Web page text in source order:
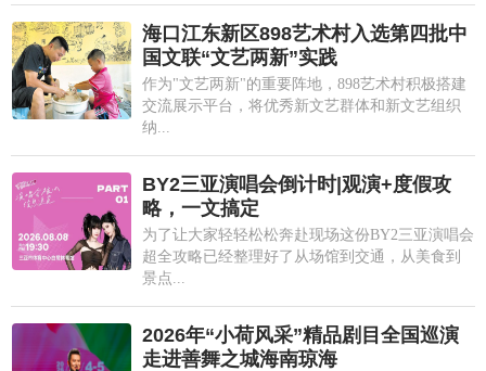
海口江东新区898艺术村入选第四批中
国文联“文艺两新”实践
作为"文艺两新"的重要阵地，898艺术村积极搭建
交流展示平台，将优秀新文艺群体和新文艺组织
纳...
BY2三亚演唱会倒计时|观演+度假攻
略，一文搞定
为了让大家轻轻松松奔赴现场这份BY2三亚演唱会
超全攻略已经整理好了从场馆到交通，从美食到
景点...
2026年“小荷风采”精品剧目全国巡演
走进善舞之城海南琼海